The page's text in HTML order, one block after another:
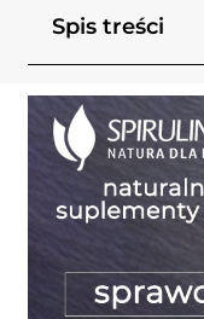
Spis treści